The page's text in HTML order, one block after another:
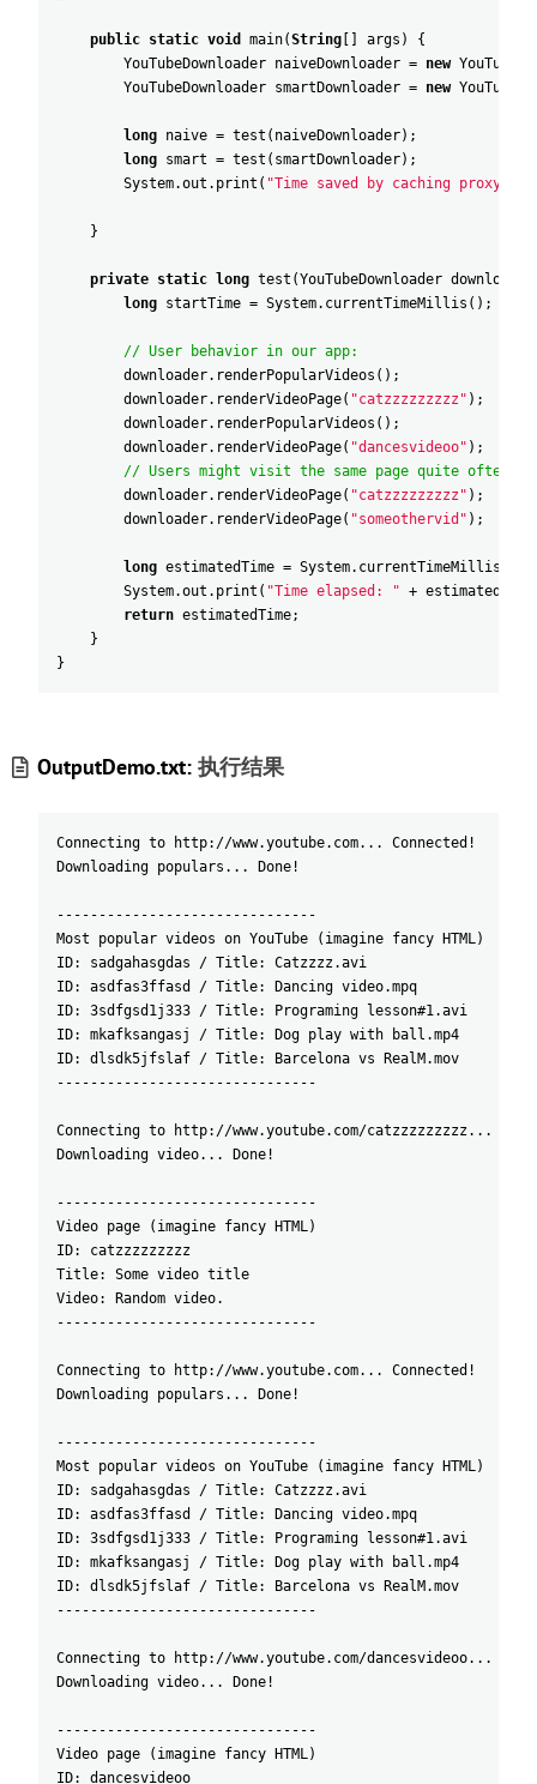
public static void main(String args )
{
YouTubeDownloader naiveDownloader = new
YouTubeDownloader smartDownloader = new
long naive = test ( naiveDownloader) ;
long smart = test ( smartDownloader) ;
System.out . print ( "Time saved by caching proxy: "
}
private static long test (YouTubeDownloader downloader
long startTime = System. currentTimeMillis ( ) ;
// User behavior in our app:
downloader. renderPopularVideos ( ) ;
downloader. renderVideoPage( "catzzzzzzzzz" ) ;
downloader. renderPopularVideos ( ) ;
downloader. renderVideoPage( "dancesvideoo" ) ;
// Users might visit the same page quite often.
downloader. renderVideoPage( "catzzzzzzzzz" ) ;
downloader. renderVideoPage( "someothervid" ) ;
long estimatedTime = System. currentTimeMillis
System.out . print ( "Time elapsed: " + estimatedTime
return estimatedTime;
}
}
OutputDemo.txt:执行结果
Connecting to http://www.youtube.com... Connected!
Downloading populars... Done!
-------------------------------
Most popular videos on YouTube (imagine fancy HTML)
ID: sadgahasgdas / Title: Catzzzz.avi
ID: asdfas3ffasd / Title: Dancing video.mpq
ID: 3sdfgsd1j333 / Title: Programing lesson#1.avi
ID: mkafksangasj / Title: Dog play with ball.mp4
ID: dlsdk5jfslaf / Title: Barcelona vs RealM.mov
-------------------------------
Connecting to http://www.youtube.com/catzzzzzzzzz...
Downloading video... Done!
-------------------------------
Video page (imagine fancy HTML)
ID: catzzzzzzzzz
Title: Some video title
Video: Random video.
-------------------------------
Connecting to http://www.youtube.com... Connected!
Downloading populars... Done!
-------------------------------
Most popular videos on YouTube (imagine fancy HTML)
ID: sadgahasgdas / Title: Catzzzz.avi
ID: asdfas3ffasd / Title: Dancing video.mpq
ID: 3sdfgsd1j333 / Title: Programing lesson#1.avi
ID: mkafksangasj / Title: Dog play with ball.mp4
ID: dlsdk5jfslaf / Title: Barcelona vs RealM.mov
-------------------------------
Connecting to http://www.youtube.com/dancesvideoo...
Downloading video... Done!
-------------------------------
Video page (imagine fancy HTML)
ID: dancesvideoo